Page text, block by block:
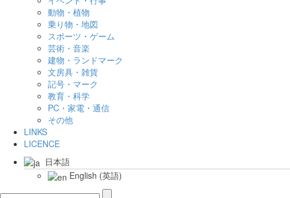
動物・植物
乗り物・地図
スポーツ・ゲーム
芸術・音楽
建物・ランドマーク
文房具・雑貨
記号・マーク
教育・科学
PC・家電・通信
その他
LINKS
LICENCE
日本語
English (英語)